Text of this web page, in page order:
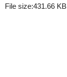
File size:431.66 KB